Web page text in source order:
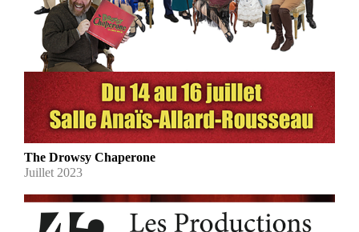
The Drowsy Chaperone
Juillet 2023